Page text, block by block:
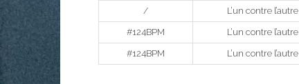
/ L’un contre l’autre
#124BPM L’un contre l’autre
#124BPM L’un contre l’autre